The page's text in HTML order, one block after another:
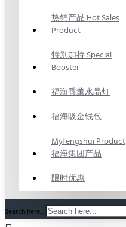
热销产品 Hot Sales
Product
特别加持 Special
Booster
福海香薰水晶灯
福海吸金钱包
Myfengshui Product
福海集团产品
限时优惠
Search here...